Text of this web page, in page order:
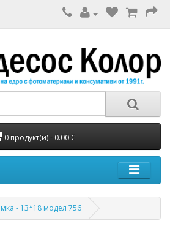
0 продукт(и) - 0.00 €
- 13*18 модел 756